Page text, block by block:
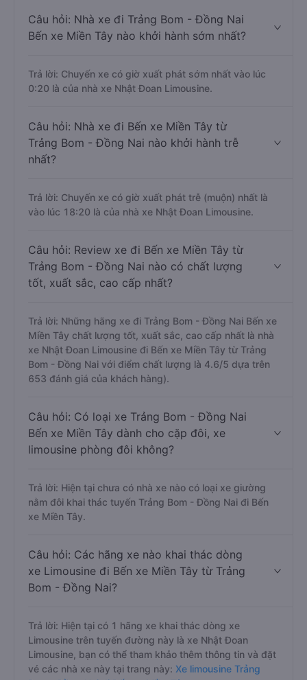
Câu hỏi: Nhà xe đi Trảng Bom - Đồng Nai
Bến xe Miền Tây nào khởi hành sớm nhất?
Trả lời: Chuyến xe có giờ xuất phát sớm nhất vào lúc
0:20 là của nhà xe Nhật Đoan Limousine.
Câu hỏi: Nhà xe đi Bến xe Miền Tây từ
Trảng Bom - Đồng Nai nào khởi hành trễ
nhất?
Trả lời: Chuyến xe có giờ xuất phát trễ (muộn) nhất là
vào lúc 18:20 là của nhà xe Nhật Đoan Limousine.
Câu hỏi: Review xe đi Bến xe Miền Tây từ
Trảng Bom - Đồng Nai nào có chất lượng
tốt, xuất sắc, cao cấp nhất?
Trả lời: Những hãng xe đi Trảng Bom - Đồng Nai Bến xe
Miền Tây chất lượng tốt, xuất sắc, cao cấp nhất là nhà
xe Nhật Đoan Limousine đi Bến xe Miền Tây từ Trảng
Bom - Đồng Nai với điểm chất lượng là 4.6/5 dựa trên
653 đánh giá của khách hàng).
Câu hỏi: Có loại xe Trảng Bom - Đồng Nai
Bến xe Miền Tây dành cho cặp đôi, xe
limousine phòng đôi không?
Trả lời: Hiện tại chưa có nhà xe nào có loại xe giường
nằm đôi khai thác tuyến Trảng Bom - Đồng Nai đi Bến
xe Miền Tây.
Câu hỏi: Các hãng xe nào khai thác dòng
xe Limousine đi Bến xe Miền Tây từ Trảng
Bom - Đồng Nai?
Trả lời: Hiện tại có 1 hãng xe khai thác dòng xe
Limousine trên tuyến đường này là xe Nhật Đoan
Limousine, bạn có thể tham khảo thêm thông tin và đặt
vé các nhà xe này tại trang này: Xe limousine Trảng